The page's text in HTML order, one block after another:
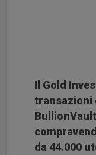
Il Gold
transazioni
da 44.000